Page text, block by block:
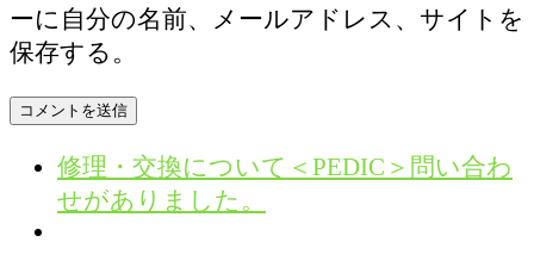
ーに自分の名前、メールアドレス、サイトを
保存する。
修理・交換について＜PEDIC＞問い合わ
せがありました。